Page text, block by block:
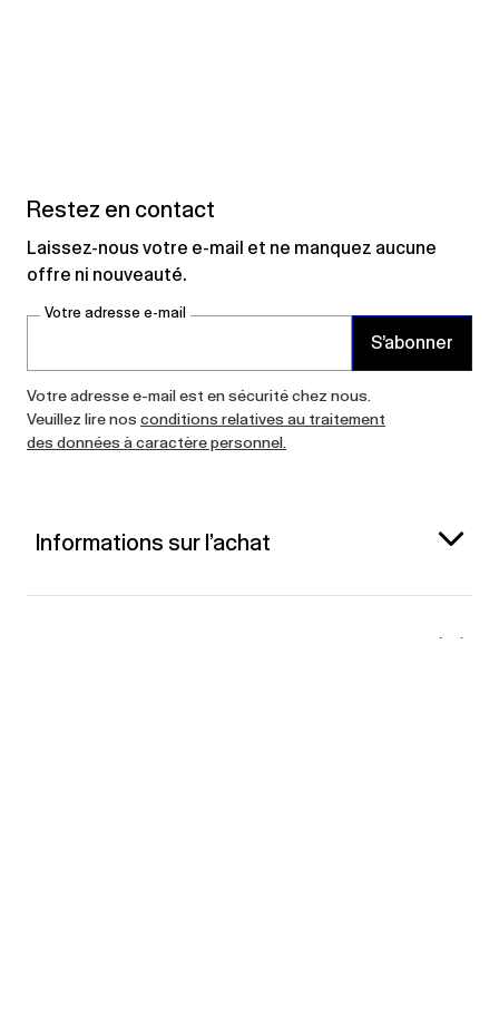
Restez en contact
Laissez-nous votre e-mail et ne manquez aucune
offre ni nouveauté.
Votre adresse e-mail
S’abonner
Votre adresse e-mail est en sécurité chez nous.
Veuillez lire nos conditions relatives au traitement
des données à caractère personnel.
Informations sur l’achat